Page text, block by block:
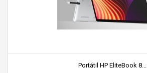
Portátil HP EliteBook 8...